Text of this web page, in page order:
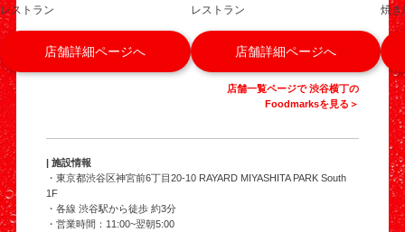
レストラン
店舗詳細ページへ
レストラン
店舗詳細ページへ
焼き
店舗一覧ページで 渋谷横丁の
Foodmarksを見る＞
| 施設情報
・東京都渋谷区神宮前6丁目20-10 RAYARD MIYASHITA PARK South
1F
・各線 渋谷駅から徒歩 約3分
・営業時間：11:00~翌朝5:00